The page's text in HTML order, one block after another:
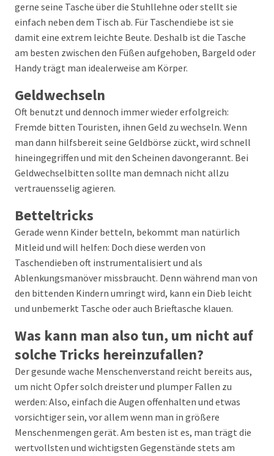
gerne seine Tasche über die Stuhllehne oder stellt sie
einfach neben dem Tisch ab. Für Taschendiebe ist sie
damit eine extrem leichte Beute. Deshalb ist die Tasche
am besten zwischen den Füßen aufgehoben, Bargeld oder
Handy trägt man idealerweise am Körper.
Geldwechseln
Oft benutzt und dennoch immer wieder erfolgreich:
Fremde bitten Touristen, ihnen Geld zu wechseln. Wenn
man dann hilfsbereit seine Geldbörse zückt, wird schnell
hineingegriffen und mit den Scheinen davongerannt. Bei
Geldwechselbitten sollte man demnach nicht allzu
vertrauensselig agieren.
Betteltricks
Gerade wenn Kinder betteln, bekommt man natürlich
Mitleid und will helfen: Doch diese werden von
Taschendieben oft instrumentalisiert und als
Ablenkungsmanöver missbraucht. Denn während man von
den bittenden Kindern umringt wird, kann ein Dieb leicht
und unbemerkt Tasche oder auch Brieftasche klauen.
Was kann man also tun, um nicht auf
solche Tricks hereinzufallen?
Der gesunde wache Menschenverstand reicht bereits aus,
um nicht Opfer solch dreister und plumper Fallen zu
werden: Also, einfach die Augen offenhalten und etwas
vorsichtiger sein, vor allem wenn man in größere
Menschenmengen gerät. Am besten ist es, man trägt die
wertvollsten und wichtigsten Gegenstände stets am